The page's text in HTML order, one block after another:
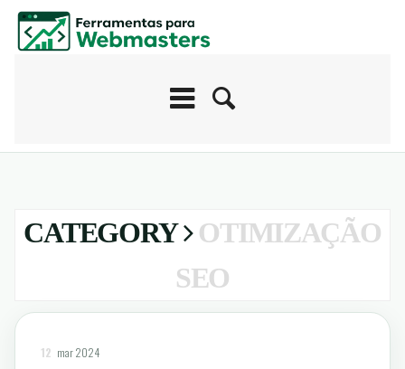
CATEGORY
OTIMIZAÇÃO
SEO
12 mar 2024